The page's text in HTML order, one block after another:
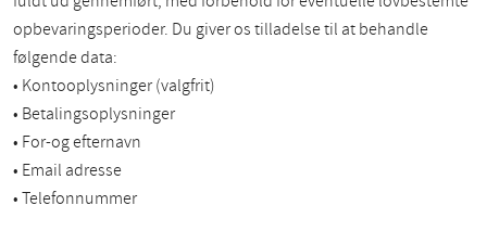
opbevaringsperioder. Du giver os tilladelse til at behandle
følgende data:
• Kontooplysninger (valgfrit)
• Betalingsoplysninger
• For-og efternavn
• Email adresse
• Telefonnummer